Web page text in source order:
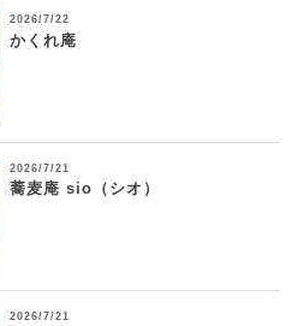
2026/7/22
かくれ庵
2026/7/21
蕎麦庵 sio（シオ）
2026/7/21